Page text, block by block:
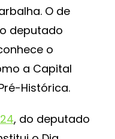
O de
deputado
o
a Capital
Histórica.
, do deputado